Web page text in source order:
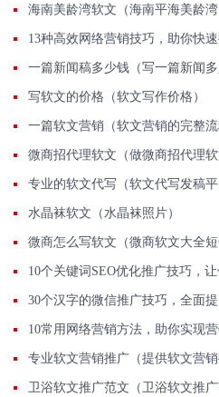
海南美龄湾软文（海南平海美龄湾
13种高效网络营销技巧，助你快
一篇新闻稿多少钱（写一篇新闻多
写软文的价格（软文写作价格）
一篇软文营销（软文营销的完整流
微商招代理软文（做微商招代理软
专业的软文代写（软文代写发稿平
水晶袜软文（水晶袜照片）
微商怎么写软文（微商软文大全短
10个关键词SEO优化推广技巧，
30个汉字的微信推广技巧，全面
10常用网络营销方法，助你实现
专业软文营销推广（提供软文营销
卫浴软文推广范文（卫浴软文推广